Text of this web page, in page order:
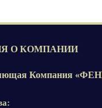
О КОМПАНИИ
Компания